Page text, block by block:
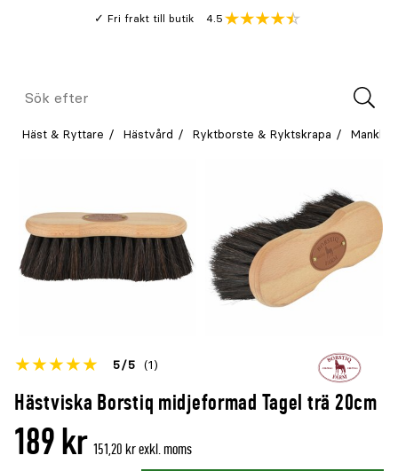
Fri frakt till butik
Genomsnitt
4.5
Meny
Sök
Häst & Ryttare Hästvård Ryktborste & Ryktskrapa
Hästviska Borstiq midjeformad Tagel trä 20cm
Betyget
denna
5 5 (1)
Öppna
189 kr 151,20 kr exkl. moms